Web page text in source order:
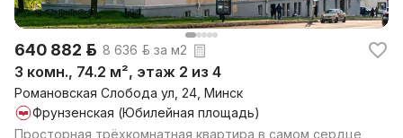
640 882 р. 8 636 р. за м2
3 комн., 74.2 м², этаж 2 из 4
Романовская Слобода ул, 24, Минск
Фрунзенская (Юбилейная площадь)
Просторная трёхкомнатная квартира в самом сердце